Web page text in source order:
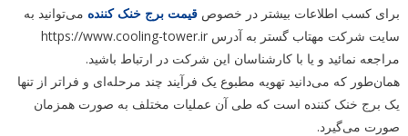
برای کسب اطلاعات بیشتر در خصوص قیمت برج خنک کننده می‌توانید به
سایت شرکت مهتاب گستر به آدرس https://www.cooling-tower.ir
مراجعه نمائید و یا با کارشناسان این شرکت در ارتباط باشید.
همان‌طور که می‌دانید تهویه مطبوع یک فرآیند چند مرحله‌ای و فراتر از تنها
یک برج خنک کننده است که طی آن عملیات مختلف به صورت همزمان
صورت می‌گیرد.